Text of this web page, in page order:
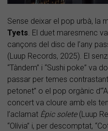
Sense deixar el pop urbà, la
Tyets. El duet maresmenc
cançons del disc de l’any
(Luup Records, 2025). El
“Tàndem” i “Sushi poke” va
passar per temes
petonet” o el pop orgànic
concert va cloure amb els
l’aclamat Èpic solete(Luup
“Olívia” i, per descomptat,